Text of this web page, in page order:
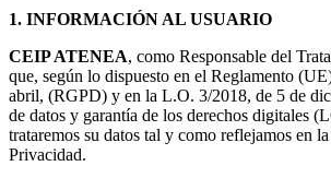
1. INFORMACIÓN AL USUARIO
CEIP ATENEA, como Responsable del
que, según lo dispuesto en el Reglamento
abril, (RGPD) y en la L.O. 3/2018, de 5 de
de datos y garantía de los derechos digitales
trataremos su datos tal y como reflejamos en
Privacidad.